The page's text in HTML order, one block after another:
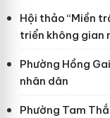
Hội thảo “Miền
triển không gian
Phường Hồng
nhân dân
Phường Tam